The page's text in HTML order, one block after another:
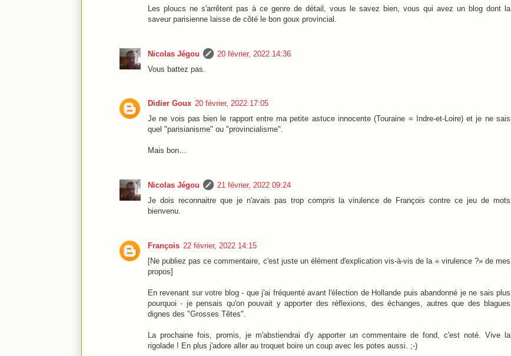
Les ploucs ne s'arrêtent pas à ce genre de détail, vous le savez bien, vous qui avez un blog dont la
saveur parisienne laisse de côté le bon goux provincial.
Nicolas Jégou
20 février, 2022 14:36
Vous battez pas.
Didier Goux 20 février, 2022 17:05
Je ne vois pas bien le rapport entre ma petite astuce innocente (Touraine = Indre-et-Loire) et je ne sais
quel "parisianisme" ou "provincialisme".
Mais bon…
Nicolas Jégou
21 février, 2022 09:24
Je dois reconnaitre que je n'avais pas trop compris la virulence de François contre ce jeu de mots
bienvenu.
François 22 février, 2022 14:15
[Ne publiez pas ce commentaire, c'est juste un élément d'explication vis-à-vis de la « virulence ?» de mes
propos]
En revenant sur votre blog - que j'ai fréquenté avant l'élection de Hollande puis abandonné je ne sais plus
pourquoi - je pensais qu'on pouvait y apporter des réflexions, des échanges, autres que des blagues
dignes des "Grosses Têtes".
La prochaine fois, promis, je m'abstiendrai d'y apporter un commentaire de fond, c'est noté. Vive la
rigolade ! En plus j'adore aller au troquet boire un coup avec les potes aussi. ;-)